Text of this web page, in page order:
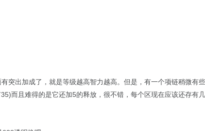
突出加成了，就是等级越高智力越高。但是，有一个项链稍微有
而且难得的是它还加5的释放，很不错，每个区现在应该还存有